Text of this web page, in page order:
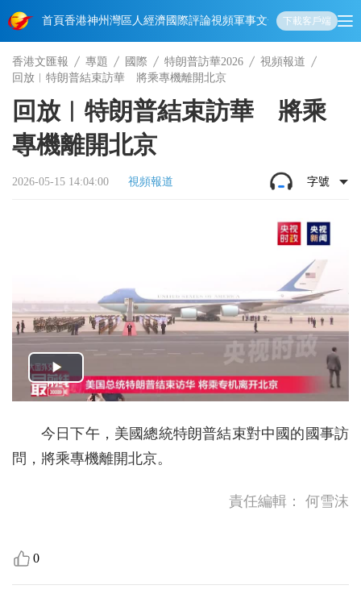
首頁香港神州 灣區人經濟國際評論視頻軍事文化 娛樂生活教育體
下載客戶端
香港文匯報 專題 國際 特朗普訪華2026
視頻報道
回放︱特朗普結束訪華 將乘專機離開北京
回放︱特朗普結束訪華 將乘
專機離開北京
2026-05-15 14:04:00 視頻報道 字號
今日下午，美國總統特朗普結束對中國的國事訪
問，將乘專機離開北京。
責任編輯： 何雪沫
0